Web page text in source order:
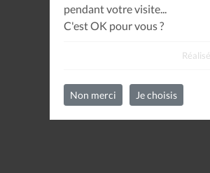
pendant votre visite...
C'est OK pour vous ?
Non merci Je choisis
Le Journal n°44
Casserolade pour le